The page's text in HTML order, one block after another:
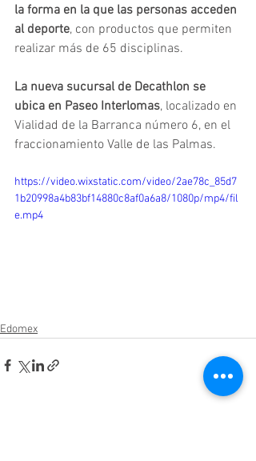
la forma en la que las personas acceden
al deporte, con productos que permiten
realizar más de 65 disciplinas.
La nueva sucursal de Decathlon se
ubica en Paseo Interlomas, localizado en
Vialidad de la Barranca número 6, en el
fraccionamiento Valle de las Palmas.
https://video.wixstatic.com/video/2ae78c_85d7
1b20998a4b83bf14880c8af0a6a8/1080p/mp4/fil
e.mp4
Edomex